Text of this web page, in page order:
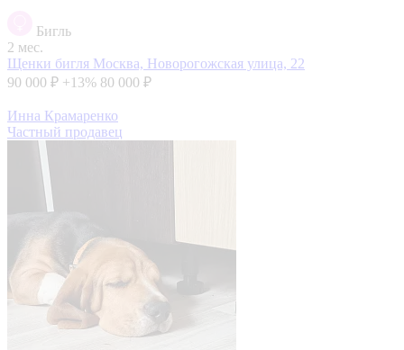
Бигль
2 мес.
Щенки бигля Москва, Новорогожская улица, 22
90 000 ₽ +13% 80 000 ₽
Инна Крамаренко
Частный продавец